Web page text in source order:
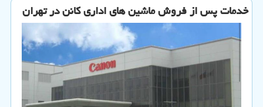
خدمات پس از فروش ماشین های اداری كانن در تهران